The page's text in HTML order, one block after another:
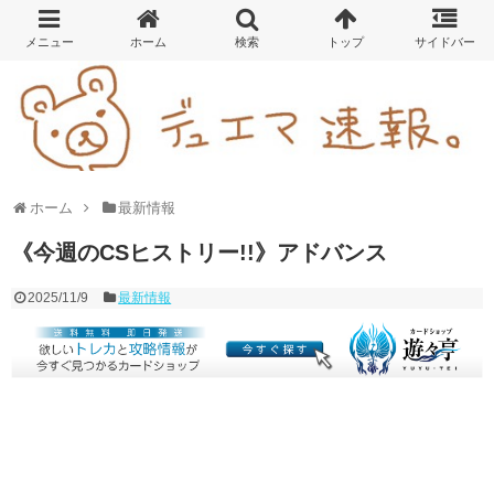
ホーム 最新情報
《今週のCSヒストリー!!》アドバンス
2025/11/9 最新情報